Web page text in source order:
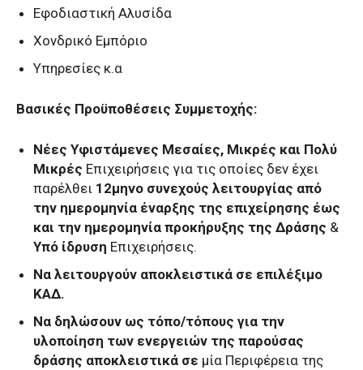
Εφοδιαστική Αλυσίδα
Χονδρικό Εμπόριο
Υπηρεσίες κ.α
Βασικές Προϋποθέσεις Συμμετοχής:
Νέες Υφιστάμενες Μεσαίες, Μικρές και Πολύ
Μικρές Επιχειρήσεις για τις οποίες δεν έχει
παρέλθει 12μηνο συνεχούς λειτουργίας από
την ημερομηνία έναρξης της επιχείρησης έως
και την ημερομηνία προκήρυξης της Δράσης &
Υπό ίδρυση Επιχειρήσεις.
Να λειτουργούν αποκλειστικά σε επιλέξιμο
ΚΑΔ.
Να δηλώσουν ως τόπο/τόπους για την
υλοποίηση των ενεργειών της παρούσας
δράσης αποκλειστικά σε μία Περιφέρεια της